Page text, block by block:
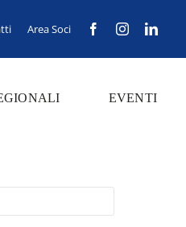
Area Soci
EVENTI